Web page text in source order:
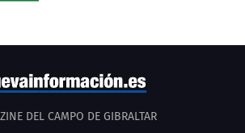
DEL CAMPO DE GIBRALTAR